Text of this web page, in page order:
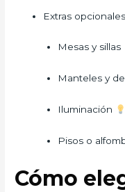
Extras
Mesas y sillas
Manteles y
Iluminación
Pisos o
Cómo